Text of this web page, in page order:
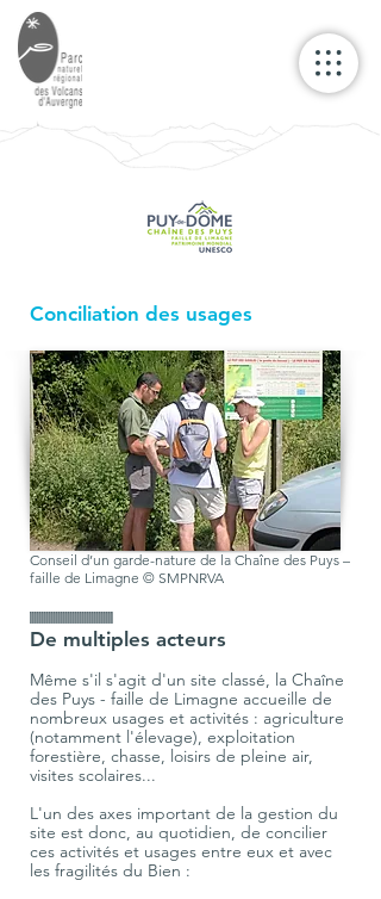
Conciliation des usages
Conseil d’un garde-nature de la Chaîne des Puys –
faille de Limagne © SMPNRVA
IIIIIIIIIIIIIIIIIIIIIIIIIIIIIIIIIII
De multiples acteurs
Même s'il s'agit d'un site classé, la Chaîne
des Puys - faille de Limagne accueille de
nombreux usages et activités : agriculture
(notamment l'élevage), exploitation
forestière, chasse, loisirs de pleine air,
L'un des axes important de la gestion du
site est donc, au quotidien, de concilier
ces activités et usages entre eux et avec